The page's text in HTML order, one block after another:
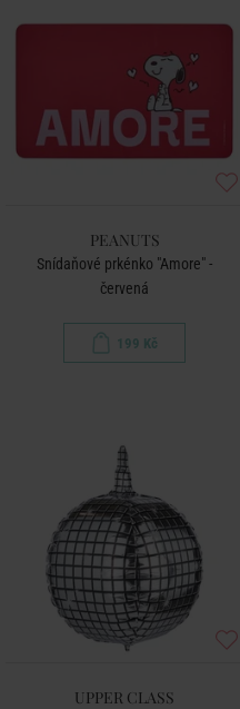
PEANUTS
Snídaňové prkénko "Amore" -
červená
199 Kč
UPPER CLASS